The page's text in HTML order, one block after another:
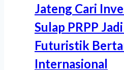
Jateng Cari
Sulap PRPP
Futuristik
Internasional